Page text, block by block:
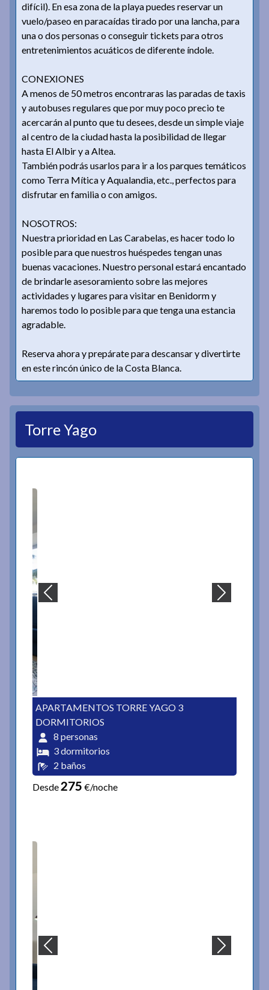
difícil). En esa zona de la playa puedes reservar un
vuelo/paseo en paracaídas tirado por una lancha, para
una o dos personas o conseguir tickets para otros
entretenimientos acuáticos de diferente índole.
CONEXIONES
A menos de 50 metros encontraras las paradas de taxis
y autobuses regulares que por muy poco precio te
acercarán al punto que tu desees, desde un simple viaje
al centro de la ciudad hasta la posibilidad de llegar
hasta El Albir y a Altea.
También podrás usarlos para ir a los parques temáticos
como Terra Mítica y Aqualandia, etc., perfectos para
disfrutar en familia o con amigos.
NOSOTROS:
Nuestra prioridad en Las Carabelas, es hacer todo lo
posible para que nuestros huéspedes tengan unas
buenas vacaciones. Nuestro personal estará encantado
de brindarle asesoramiento sobre las mejores
actividades y lugares para visitar en Benidorm y
haremos todo lo posible para que tenga una estancia
agradable.
Reserva ahora y prepárate para descansar y divertirte
en este rincón único de la Costa Blanca.
Torre Yago
APARTAMENTOS TORRE YAGO 3
DORMITORIOS
8 personas
3 dormitorios
2 baños
Desde275 €/noche